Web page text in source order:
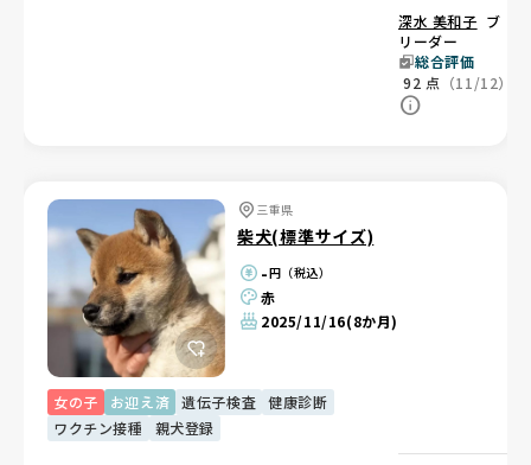
深水 美和子 ブ
リーダー
総合評価
92 点 （11/12）
三重県
柴犬(標準サイズ)
-円（税込）
赤
2025/11/16(8か月)
女の子 お迎え済 遺伝子検査
健康診断
ワクチン接種
親犬登録